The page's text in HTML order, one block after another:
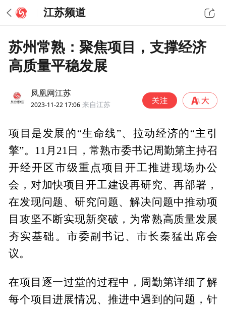
江苏频道
苏州常熟：聚焦项目，支撑经济
高质量平稳发展
凤凰网江苏
2023-11-22 17:06 来自江苏
项目是发展的“生命线”、拉动经济的“主引
擎”。11月21日，常熟市委书记周勤第主持召
开经开区市级重点项目开工推进现场办公
会，对加快项目开工建设再研究、再部署，
在发现问题、研究问题、解决问题中推动项
目攻坚不断实现新突破，为常熟高质量发展
夯实基础。市委副书记、市长秦猛出席会
议。
在项目逐一过堂的过程中，周勤第详细了解
每个项目进展情况、推进中遇到的问题，针